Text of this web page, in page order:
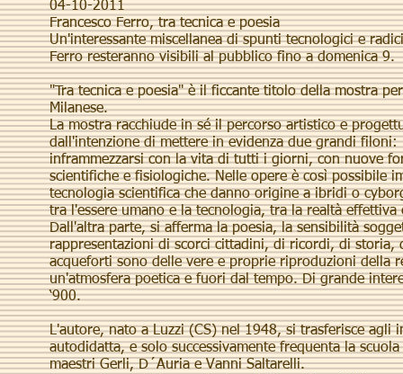
04-10-2011
Francesco Ferro, tra tecnica e poesia
Un'interessante miscellanea di spunti tecnologici e
Ferro resteranno visibili al pubblico fino a domenica 9.
"Tra tecnica e poesia" è il ficcante titolo della mostra
Milanese.
La mostra racchiude in sé il percorso artistico e
dall'intenzione di mettere in evidenza due grandi
inframmezzarsi con la vita di tutti i giorni, con nuove
scientifiche e fisiologiche. Nelle opere è così possibile
tecnologia scientifica che danno origine a ibridi o
tra l'essere umano e la tecnologia, tra la realtà
Dall'altra parte, si afferma la poesia, la sensibilità
rappresentazioni di scorci cittadini, di ricordi, di storia,
acqueforti sono delle vere e proprie riproduzioni della
un'atmosfera poetica e fuori dal tempo. Di grande
‘900.
L'autore, nato a Luzzi (CS) nel 1948, si trasferisce agli
autodidatta, e solo successivamente frequenta la
maestri Gerli, D´Auria e Vanni Saltarelli.